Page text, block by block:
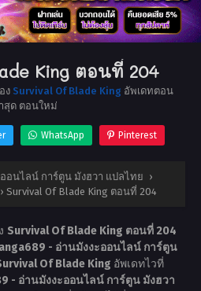
King ตอนที่ 204
ง Survival Of Blade King อัพเดทตอน
สุด ตอนใหม่
WhatsApp Pinterest
อนไลน์ การ์ตูน มังฮวา แปลไทย ›
› Survival Of Blade King ตอนที่ 204
Survival Of Blade King ตอนที่ 204
- อ่านมังงะออนไลน์ การ์ตูน
Of Blade King อัพเดทไวที่
- อ่านมังงะออนไลน์ การ์ตูน มังฮวา